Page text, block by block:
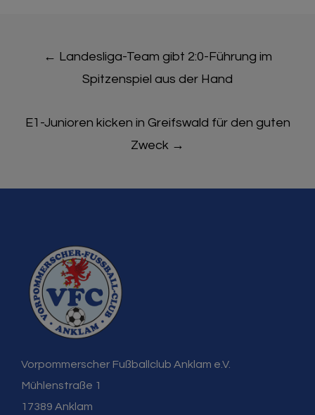
Post
navigation
← Landesliga-Team gibt 2:0-Führung im
Spitzenspiel aus der Hand
E1-Junioren kicken in Greifswald für den guten
Zweck →
Vorpommerscher Fußballclub Anklam e.V.
Mühlenstraße 1
17389 Anklam